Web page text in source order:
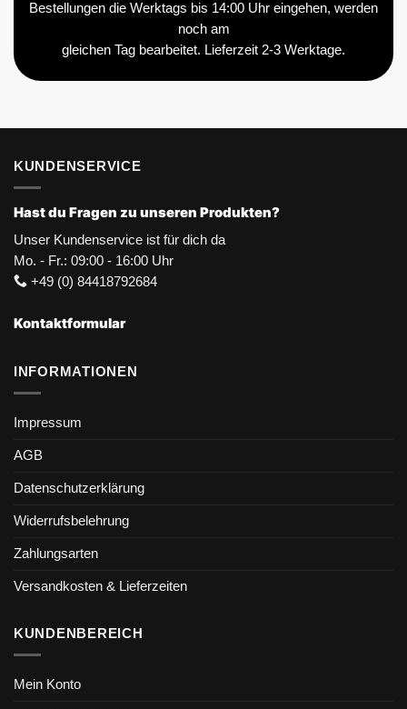
Bestellungen die Werktags bis 14:00 Uhr eingehen, werden
noch am
gleichen Tag bearbeitet. Lieferzeit 2-3 Werktage.
KUNDENSERVICE
Hast du Fragen zu unseren Produkten?
Unser Kundenservice ist für dich da
Mo. - Fr.: 09:00 - 16:00 Uhr
+49 (0) 84418792684
Kontaktformular
INFORMATIONEN
Impressum
AGB
Datenschutzerklärung
Widerrufsbelehrung
Zahlungsarten
Versandkosten & Lieferzeiten
KUNDENBEREICH
Mein Konto